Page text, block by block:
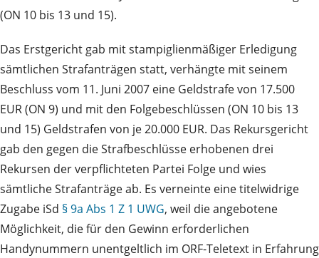
(ON 10 bis 13 und 15).
Das Erstgericht gab mit stampiglienmäßiger Erledigung
sämtlichen Strafanträgen statt, verhängte mit seinem
Beschluss vom 11. Juni 2007 eine Geldstrafe von 17.500
EUR (ON 9) und mit den Folgebeschlüssen (ON 10 bis 13
und 15) Geldstrafen von je 20.000 EUR. Das Rekursgericht
gab den gegen die Strafbeschlüsse erhobenen drei
Rekursen der verpflichteten Partei Folge und wies
sämtliche Strafanträge ab. Es verneinte eine titelwidrige
Zugabe iSd § 9a Abs 1 Z 1 UWG, weil die angebotene
Möglichkeit, die für den Gewinn erforderlichen
Handynummern unentgeltlich im ORF-Teletext in Erfahrung